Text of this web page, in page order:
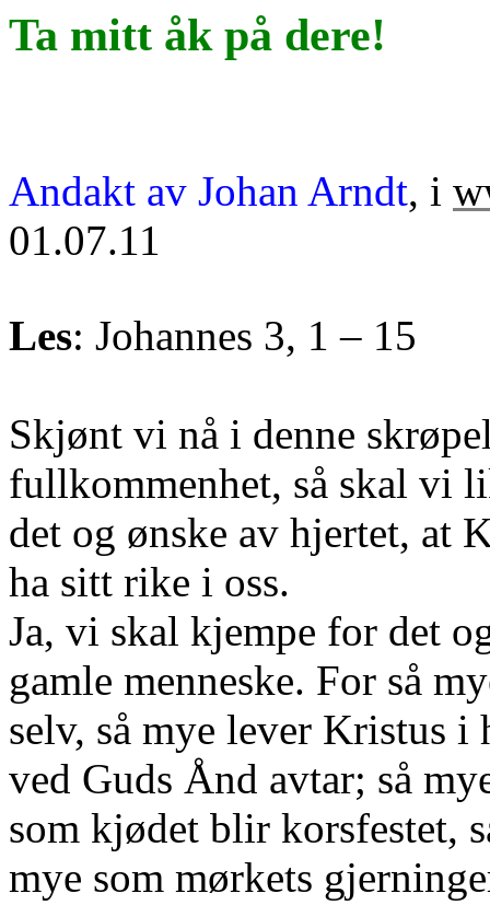
Ta mitt åk på dere!
Andakt av Johan Arndt, i
01.07.11
Les: Johannes 3, 1 – 15
Skjønt vi nå i denne
fullkommenhet, så skal vi
det og ønske av hjertet, at
ha sitt rike i oss.
Ja, vi skal kjempe for det
gamle menneske. For så
selv, så mye lever Kristus i
ved Guds Ånd avtar; så
som kjødet blir korsfestet,
mye som mørkets